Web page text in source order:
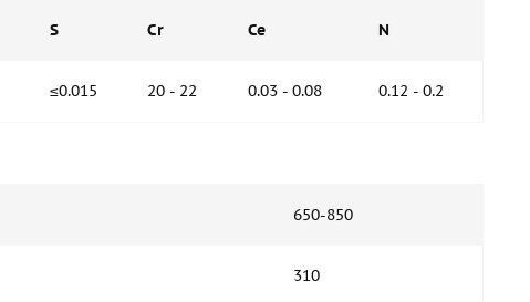
S Cr Ce N
≤0.015 20 - 22 0.03 - 0.08 0.12 - 0.2
650-850
310